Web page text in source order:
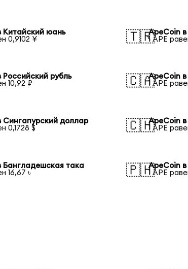
Китайский юань
0,9102 ¥
🇹🇷ApeCoin
1 APE
Российский рубль
10,92 ₽
🇨🇦ApeCoin
1 APE
Сингапурский доллар
0,1728 $
🇨🇭ApeCoin
1 APE
Бангладешская така
16,67 ৳
🇵🇭ApeCoin
1 APE